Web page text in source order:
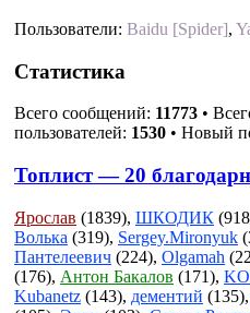
Пользователи: Baidu [Spider],
Статистика
Всего сообщений: 11773 •
пользователей: 1530 • Новый
Топлист — 20
Ярослав (1839), ШКОДИК
Волька (319), Sergey.Mironyuk
Пантелеевич (224), Olgamah
(176), Антон Бакалов (171),
Kubanetz (143), дементий (135),